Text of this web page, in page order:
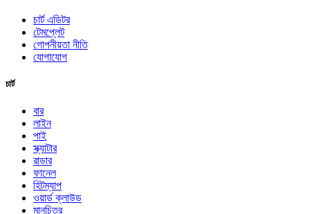
চার্ট এডিটর
টেমপ্লেট
গোপনীয়তা নীতি
যোগাযোগ
চার্ট
বার
লাইন
পাই
স্ক্যাটার
রাডার
ফানেল
হিটম্যাপ
ওয়ার্ড ক্লাউড
মানচিত্র